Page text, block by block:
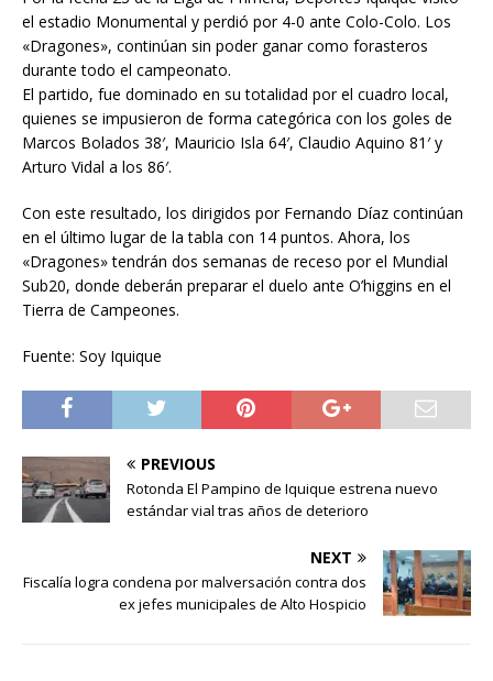
el estadio Monumental y perdió por 4-0 ante Colo-Colo. Los
«Dragones», continúan sin poder ganar como forasteros
durante todo el campeonato.
El partido, fue dominado en su totalidad por el cuadro local,
quienes se impusieron de forma categórica con los goles de
Marcos Bolados 38′, Mauricio Isla 64′, Claudio Aquino 81′ y
Arturo Vidal a los 86′.
Con este resultado, los dirigidos por Fernando Díaz continúan
en el último lugar de la tabla con 14 puntos. Ahora, los
«Dragones» tendrán dos semanas de receso por el Mundial
Sub20, donde deberán preparar el duelo ante O’higgins en el
Tierra de Campeones.
Fuente: Soy Iquique
PREVIOUS
Rotonda El Pampino de Iquique estrena nuevo
estándar vial tras años de deterioro
NEXT
Fiscalía logra condena por malversación contra dos
ex jefes municipales de Alto Hospicio